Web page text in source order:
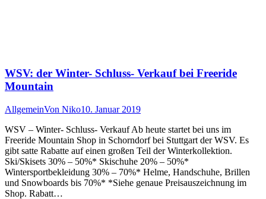
WSV: der Winter- Schluss- Verkauf bei Freeride
Mountain
AllgemeinVon Niko10. Januar 2019
WSV – Winter- Schluss- Verkauf Ab heute startet bei uns im
Freeride Mountain Shop in Schorndorf bei Stuttgart der WSV. Es
gibt satte Rabatte auf einen großen Teil der Winterkollektion.
Ski/Skisets 30% – 50%* Skischuhe 20% – 50%*
Wintersportbekleidung 30% – 70%* Helme, Handschuhe, Brillen
und Snowboards bis 70%* *Siehe genaue Preisauszeichnung im
Shop. Rabatt…